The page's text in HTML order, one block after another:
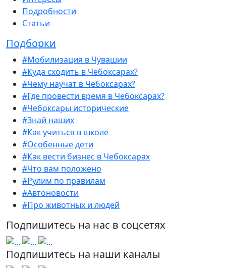
Подробности
Статьи
Подборки
#Мобилизация в Чувашии
#Куда сходить в Чебоксарах?
#Чему научат в Чебоксарах?
#Где провести время в Чебоксарах?
#Чебоксары исторические
#Знай наших
#Как учиться в школе
#Особенные дети
#Как вести бизнес в Чебоксарах
#Что вам положено
#Рулим по правилам
#Автоновости
#Про животных и людей
Подпишитесь на нас в соцсетях
Подпишитесь на наши каналы